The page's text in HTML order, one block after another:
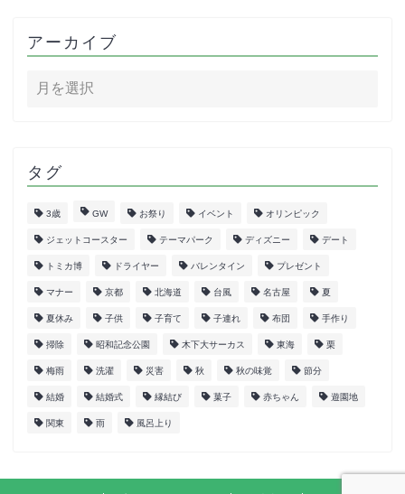
アーカイブ
タグ
3歳 GW お祭り イベント オリンピック
ジェットコースター テーマパーク ディズニー デート
トミカ博 ドライヤー バレンタイン プレゼント
マナー 京都 北海道 台風 名古屋 夏
夏休み 子供 子育て 子連れ 布団 手作り
掃除 昭和記念公園 木下大サーカス 東海 栗
梅雨 洗濯 災害 秋 秋の味覚 節分
結婚 結婚式 縁結び 菓子 赤ちゃん 遊園地
関東 雨 風呂上り